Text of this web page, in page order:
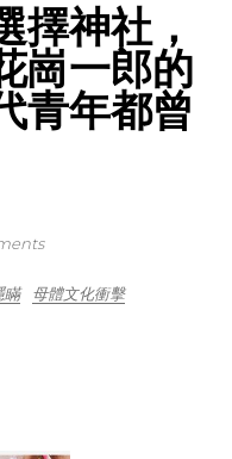
擇神社，
崗一郎的
青年都曾
瞞
母體文化衝擊